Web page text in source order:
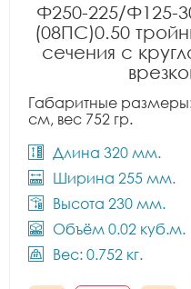
Ф250-225/Ф125-
(08ПС)0.50
сечения с
Габаритные размеры:
см, вес 752 гр.
Длина 320 мм.
Ширина 255 мм.
Высота 230 мм.
Объём 0.02 куб.м.
Вес: 0.752 кг.